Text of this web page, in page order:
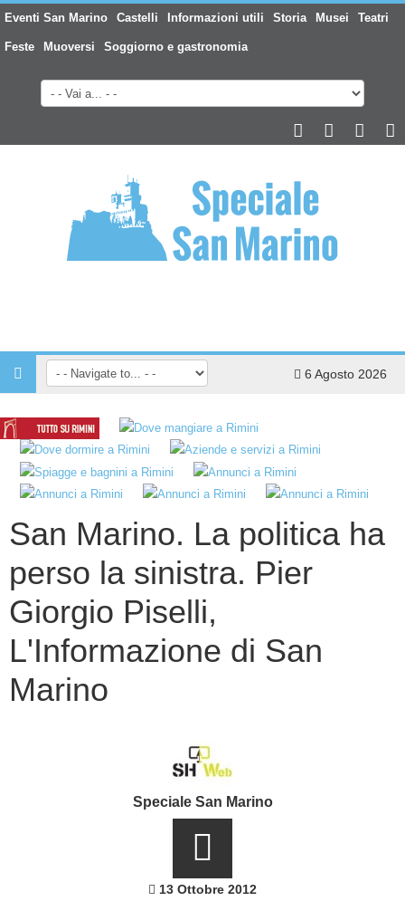
Eventi San Marino Castelli Informazioni utili Storia Musei Teatri
Feste Muoversi Soggiorno e gastronomia
6 Agosto 2026
San Marino. La politica ha
perso la sinistra. Pier
Giorgio Piselli,
L'Informazione di San
Marino
Speciale San Marino
13 Ottobre 2012